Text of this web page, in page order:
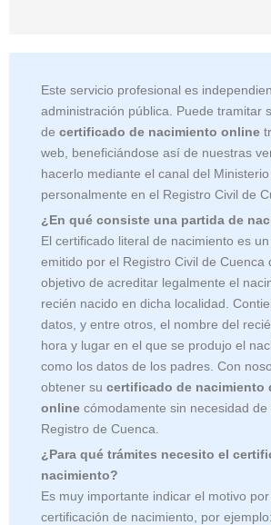
Este servicio profesional es
administración pública. Puede tramitar
de certificado de nacimiento online
web, beneficiándose así de nuestras
hacerlo mediante el canal del
personalmente en el Registro Civil de
¿En qué consiste una partida de
El certificado literal de nacimiento es
emitido por el Registro Civil de Cuenca
objetivo de acreditar legalmente el
recién nacido en dicha localidad.
datos, y entre otros, el nombre del
hora y lugar en el que se produjo el
como los datos de los padres. Con
obtener su certificado de nacimiento
online cómodamente sin necesidad de
Registro de Cuenca.
¿Para qué trámites necesito el
nacimiento?
Es muy importante indicar el motivo
certificación de nacimiento, por ejemplo: